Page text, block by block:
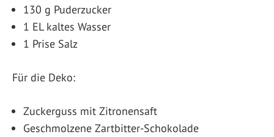
130 g Puderzucker
1 EL kaltes Wasser
1 Prise Salz
Für die Deko:
Zuckerguss mit Zitronensaft
Geschmolzene Zartbitter-Schokolade